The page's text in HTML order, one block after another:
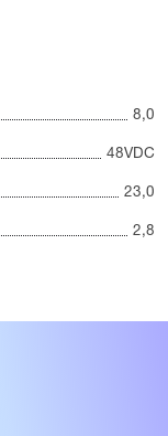
8,0
48VDC
23,0
2,8